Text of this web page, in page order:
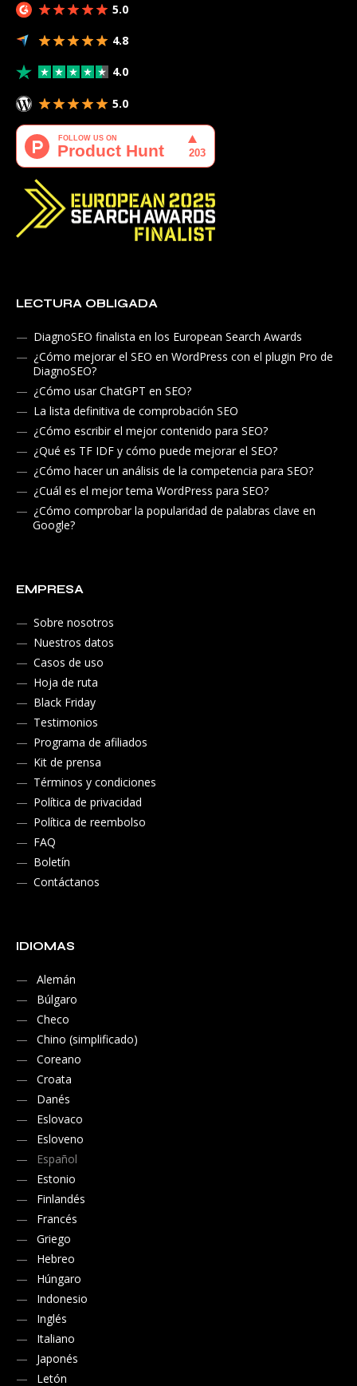
5.0
4.8
4.0
5.0
LECTURA OBLIGADA
DiagnoSEO finalista en los European Search Awards
¿Cómo mejorar el SEO en WordPress con el plugin Pro de
DiagnoSEO?
¿Cómo usar ChatGPT en SEO?
La lista definitiva de comprobación SEO
¿Cómo escribir el mejor contenido para SEO?
¿Qué es TF IDF y cómo puede mejorar el SEO?
¿Cómo hacer un análisis de la competencia para SEO?
¿Cuál es el mejor tema WordPress para SEO?
¿Cómo comprobar la popularidad de palabras clave en
Google?
EMPRESA
Sobre nosotros
Nuestros datos
Casos de uso
Hoja de ruta
Black Friday
Testimonios
Programa de afiliados
Kit de prensa
Términos y condiciones
Política de privacidad
Política de reembolso
FAQ
Boletín
Contáctanos
IDIOMAS
Alemán
Búlgaro
Checo
Chino (simplificado)
Coreano
Croata
Danés
Eslovaco
Esloveno
Español
Estonio
Finlandés
Francés
Griego
Hebreo
Húngaro
Indonesio
Inglés
Italiano
Japonés
Letón